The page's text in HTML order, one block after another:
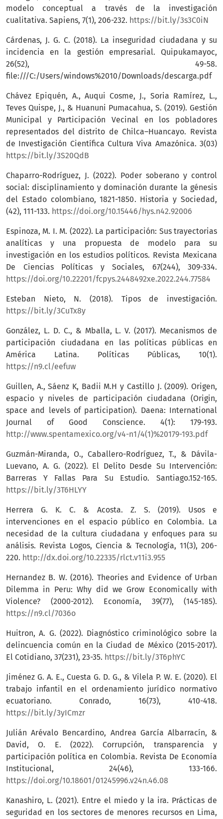
modelo conceptual a través de la investigación
cualitativa. Sapiens, 7(1), 206-232. https://bit.ly/3s3C0iN
Cárdenas, J. G. C. (2018). La inseguridad ciudadana y su
incidencia en la gestión empresarial. Quipukamayoc,
26(52), 49-58.
file:///C:/Users/windows%2010/Downloads/descarga.pdf
Chávez Epiquén, A., Auqui Cosme, J., Soria Ramírez, L.,
Teves Quispe, J., & Huanuni Pumacahua, S. (2019). Gestión
Municipal y Participación Vecinal en los pobladores
representados del distrito de Chilca–Huancayo. Revista
de Investigación Científica Cultura Viva Amazónica. 3(03)
https://bit.ly/3S20QdB
Chaparro-Rodríguez, J. (2022). Poder soberano y control
social: disciplinamiento y dominación durante la génesis
del Estado colombiano, 1821-1850. Historia y Sociedad,
(42), 111-133. https://doi.org/10.15446/hys.n42.92006
Espinoza, M. I. M. (2022). La participación: Sus trayectorias
analíticas y una propuesta de modelo para su
investigación en los estudios políticos. Revista Mexicana
De Ciencias Políticas y Sociales, 67(244), 309-334.
https://doi.org/10.22201/fcpys.2448492xe.2022.244.77584
Esteban Nieto, N. (2018). Tipos de investigación.
https://bit.ly/3CuTx8y
González, L. D. C., & Mballa, L. V. (2017). Mecanismos de
participación ciudadana en las políticas públicas en
América Latina. Políticas Públicas, 10(1).
https://n9.cl/eefuw
Guillen, A., Sáenz K, Badii M.H y Castillo J. (2009). Origen,
espacio y niveles de participación ciudadana (Origin,
space and levels of participation). Daena: International
Journal of Good Conscience. 4(1): 179-193.
http://www.spentamexico.org/v4-n1/4(1)%20179-193.pdf
Guzmán-Miranda, O., Caballero-Rodríguez, T., & Dávila-
Luevano, A. G. (2022). El Delito Desde Su Intervención:
Barreras Y Fallas Para Su Estudio. Santiago.152-165.
https://bit.ly/3T6HLYY
Herrera G. K. C. & Acosta. Z. S. (2019). Usos e
intervenciones en el espacio público en Colombia. La
necesidad de la cultura ciudadana y enfoques para su
análisis. Revista Logos, Ciencia & Tecnología, 11(3), 206-
220. http://dx.doi.org/10.22335/rlct.v11i3.955
Hernandez B. W. (2016). Theories and Evidence of Urban
Dilemma in Peru: Why did we Grow Economically with
Violence? (2000-2012). Economía, 39(77), (145-185).
https://n9.cl/7036o
Huitron, A. G. (2022). Diagnóstico criminológico sobre la
delincuencia común en la Ciudad de México (2015-2017).
El Cotidiano, 37(231), 23-35. https://bit.ly/3T6phYC
Jiménez G. A. E., Cuesta G. D. G., & Vilela P. W. E. (2020). El
trabajo infantil en el ordenamiento jurídico normativo
ecuatoriano. Conrado, 16(73), 410-418.
https://bit.ly/3yICmzr
Julián Arévalo Bencardino, Andrea García Albarracín, &
David, O. E. (2022). Corrupción, transparencia y
participación política en Colombia. Revista De Economía
Institucional, 24(46), 133-166.
https://doi.org/10.18601/01245996.v24n.46.08
Kanashiro, L. (2021). Entre el miedo y la ira. Prácticas de
seguridad en los sectores de menores recursos en Lima,